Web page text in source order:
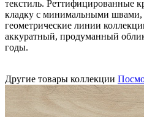
текстиль. Реттифицированные
кладку с минимальными швами,
геометрические линии
аккуратный, продуманный
годы.
Другие товары коллекции